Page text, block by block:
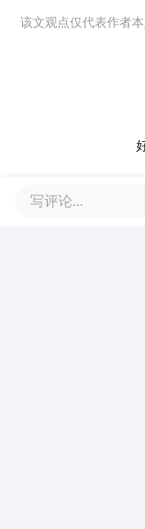
该文观点仅代表作者
品牌专题
写评论...